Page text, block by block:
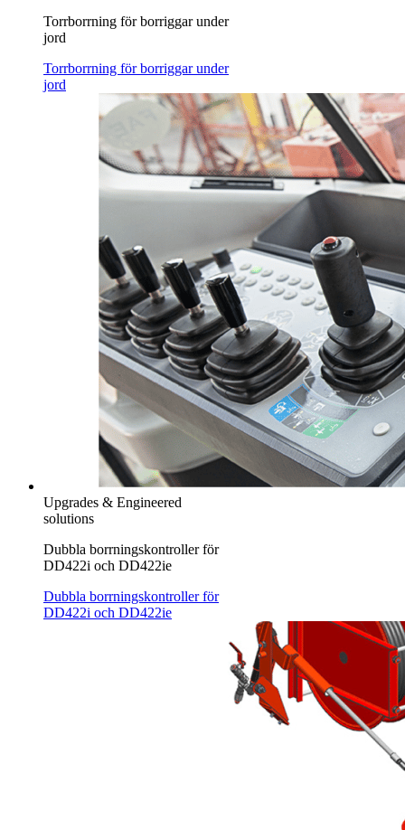
Torrborrning för borriggar under
jord
Torrborrning för borriggar under
jord
Upgrades & Engineered
solutions
Dubbla borrningskontroller för
DD422i och DD422ie
Dubbla borrningskontroller för
DD422i och DD422ie